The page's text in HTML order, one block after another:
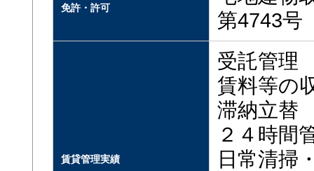
免許・許可
第4743号
賃貸管理実績
受託管理
賃料等の
滞納立替
２４時間
日常清掃